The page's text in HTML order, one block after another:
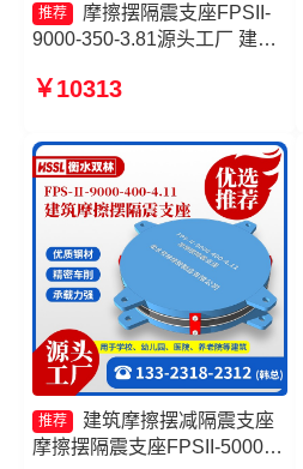
推荐
摩擦摆隔震支座FPSII-
9000-350-3.81源头工厂 建筑
擦抗震支座源头工厂 摩擦摆隔
厂家
￥10313
推荐
建筑摩擦摆减隔震支座
摩擦摆隔震支座FPSII-5000-